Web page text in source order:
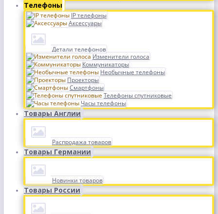
Телефоны
IP телефоны
Аксессуары
Детали телефонов
Изменители голоса
Коммуникаторы
Необычные телефоны
Проекторы
Смартфоны
Телефоны спутниковые
Часы телефоны
Товары Англии
Распродажа товаров
Товары Германии
Новинки товаров
Товары России